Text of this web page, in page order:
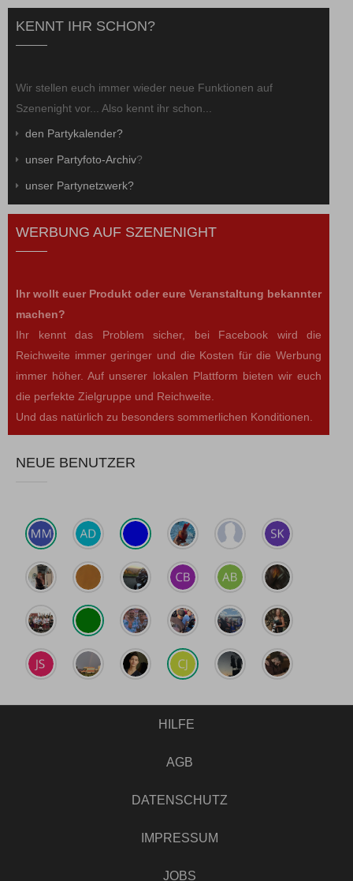
KENNT IHR SCHON?
Wir stellen euch immer wieder neue Funktionen auf
Szenenight vor... Also kennt ihr schon...
den Partykalender?
unser Partyfoto-Archiv?
unser Partynetzwerk?
WERBUNG AUF SZENENIGHT
Ihr wollt euer Produkt oder eure Veranstaltung bekannter
machen?
Ihr kennt das Problem sicher, bei Facebook wird die
Reichweite immer geringer und die Kosten für die Werbung
immer höher. Auf unserer lokalen Plattform bieten wir euch
die perfekte Zielgruppe und Reichweite.
Und das natürlich zu besonders sommerlichen Konditionen.
NEUE BENUTZER
HILFE
AGB
DATENSCHUTZ
IMPRESSUM
JOBS